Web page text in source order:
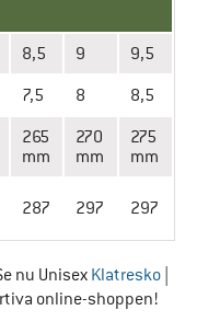
8,5 9 9,5
7,5 8 8,5
265
mm
270
mm
275
mm
287 297 297
nu Unisex Klatresko
online-shoppen!